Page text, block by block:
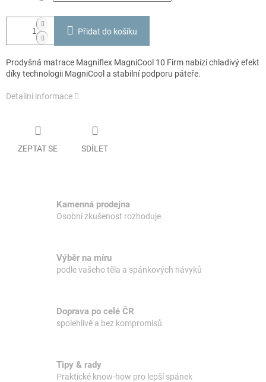
Přidat do košíku
Prodyšná matrace Magniflex MagniCool 10 Firm nabízí chladivý efekt
díky technologii MagniCool a stabilní podporu páteře.
Detailní informace
ZEPTAT SE SDÍLET
Kamenná prodejna
Osobní zkušenost rozhoduje
Výběr na míru
podle vašeho těla a spánkových návyků
Doprava po celé ČR
spolehlivě a bez kompromisů
Tipy & rady
Praktické know-how pro lepší spánek